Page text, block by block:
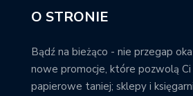
O STRONIE
Bądź na bieżąco - nie przegap
nowe promocje, które pozwolą Ci
papierowe taniej; sklepy i